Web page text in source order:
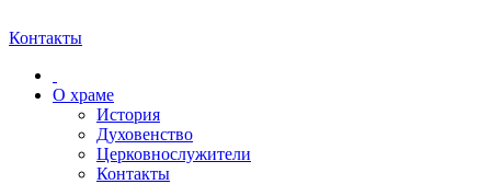
Контакты
О храме
История
Духовенство
Церковнослужители
Контакты